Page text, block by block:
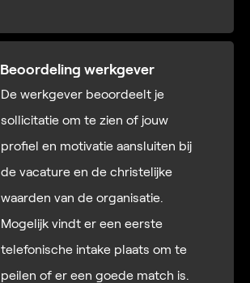
werkgever
De werkgever beoordeelt je
sollicitatie om te zien of jouw
profiel en motivatie aansluiten bij
de vacature en de christelijke
waarden van de organisatie.
Mogelijk vindt er een eerste
telefonische intake plaats om te
peilen of er een goede match is.